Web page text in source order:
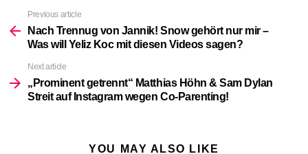
more
Previous article
Nach Trennug von Jannik! Snow gehört nur mir –
Was will Yeliz Koc mit diesen Videos sagen?
Next article
„Prominent getrennt“ Matthias Höhn & Sam Dylan
Streit auf Instagram wegen Co-Parenting!
YOU MAY ALSO LIKE